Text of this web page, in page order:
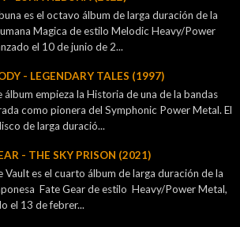
es el octavo álbum de larga duración de la
Magica de estilo Melodic Heavy/Power
el 10 de junio de 2...
- LEGENDARY TALES (1997)
álbum empieza la Historia de una de la bandas
como pionera del Symphonic Power Metal. El
de larga duració...
- THE SKY PRISON (2021)
Vault es el cuarto álbum de larga duración de la
Fate Gear de estilo Heavy/Power Metal,
el 13 de febrer...